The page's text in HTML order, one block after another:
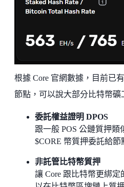
根據 Core 官網數據，目前已
節點，可以說大部分比特幣礦
委託權益證明 DPOS
跟一般 POS 公鏈質押類
$CORE 幣質押委託給節
非託管比特幣質押
讓 Core 跟比特幣更綁